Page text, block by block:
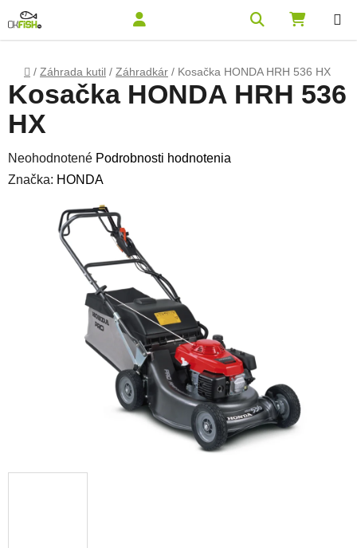
Domov
/ Záhrada kutil / Záhradkár / Kosačka HONDA HRH 536 HX
Kosačka HONDA HRH 536
HX
Priemerné hodnotenie produktu je 0,0 z 5 hviezdičiek.
Neohodnotené Podrobnosti hodnotenia
Značka: HONDA